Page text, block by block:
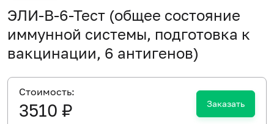
ЭЛИ-В-6-Тест (общее состояние
иммунной системы, подготовка к
вакцинации, 6 антигенов)
Cтоимость:
3510 ₽ Заказать